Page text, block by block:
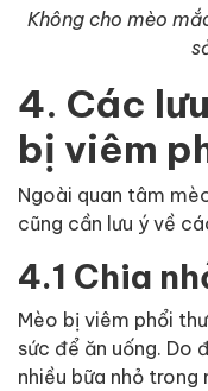
Không cho mèo
4. Các
bị viêm
Ngoài quan tâm
cũng cần lưu ý về
4.1 Chia
Mèo bị viêm phổi
sức để ăn uống. Do
nhiều bữa nhỏ